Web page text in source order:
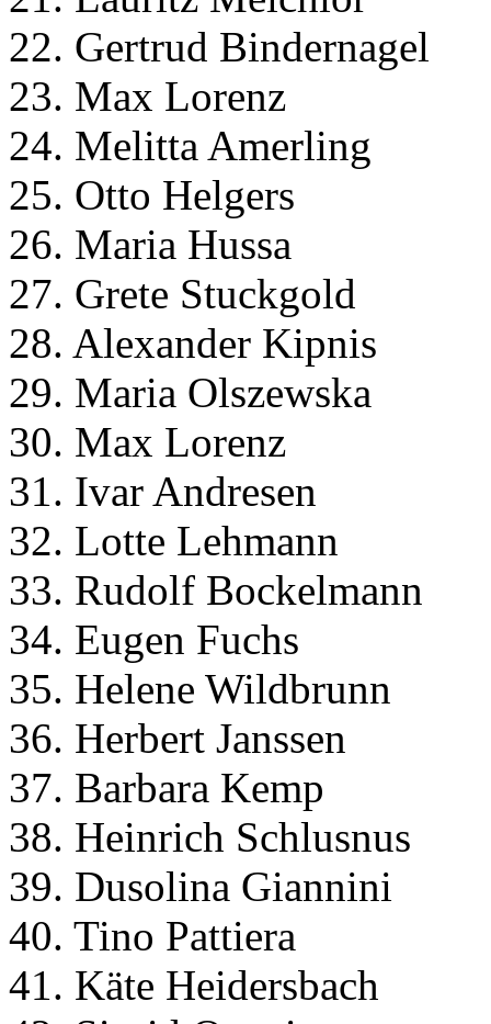
22. Gertrud Bindernagel
23. Max Lorenz
24. Melitta Amerling
25. Otto Helgers
26. Maria Hussa
27. Grete Stuckgold
28. Alexander Kipnis
29. Maria Olszewska
30. Max Lorenz
31. Ivar Andresen
32. Lotte Lehmann
33. Rudolf Bockelmann
34. Eugen Fuchs
35. Helene Wildbrunn
36. Herbert Janssen
37. Barbara Kemp
38. Heinrich Schlusnus
39. Dusolina Giannini
40. Tino Pattiera
41. Käte Heidersbach